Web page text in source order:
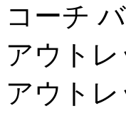
コーチ
アウト
アウト